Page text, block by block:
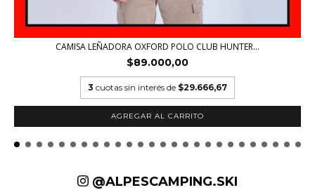
CAMISA LEÑADORA OXFORD POLO CLUB HUNTER...
$89.000,00
3 cuotas sin interés de $29.666,67
AGREGAR AL CARRITO
@ALPESCAMPING.SKI